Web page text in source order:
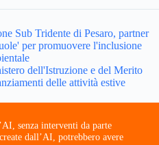
Sub Tridente di Pesaro, partner
per promuovere l'inclusione
dell'Istruzione e del Merito
delle attività estive
senza interventi da parte
dall’AI, potrebbero avere